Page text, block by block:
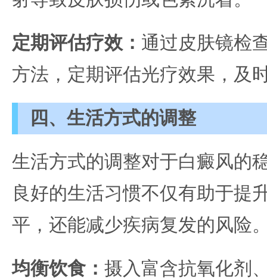
定期评估疗效： 通过皮肤镜检
方法，定期评估光疗效果，及
四、生活方式的调整
生活方式的调整对于白癜风的
良好的生活习惯不仅有助于提
平，还能减少疾病复发的风险
均衡饮食： 摄入富含抗氧化剂